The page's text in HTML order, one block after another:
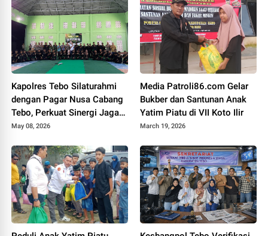
Kapolres Tebo Silaturahmi
dengan Pagar Nusa Cabang
Tebo, Perkuat Sinergi Jaga
Kamtibmas
May 08, 2026
Media Patroli86.com Gelar
Bukber dan Santunan Anak
Yatim Piatu di VII Koto Ilir
March 19, 2026